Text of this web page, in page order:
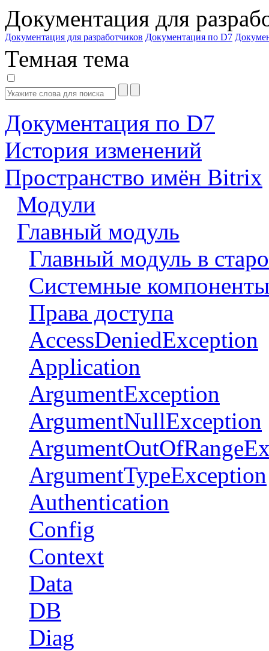
Документация для
Документация для разработчиков Документация по D7
Темная тема
Документация по D7
История изменений
Пространство имён Bitrix
Модули
Главный модуль
Главный модуль в
Системные компоненты
Права доступа
AccessDeniedException
Application
ArgumentException
ArgumentNullException
ArgumentTypeException
Authentication
Config
Context
Data
DB
Diag